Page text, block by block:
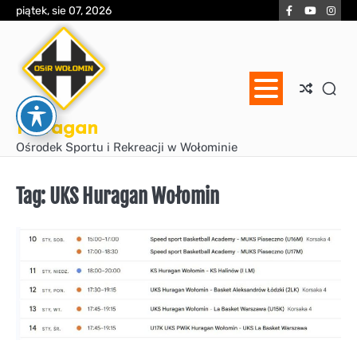
Skip
content
piątek, sie 07, 2026 Facebook
YouTube
Huragan
Ośrodek Sportu i Rekreacji w Wołominie
Tag:UKS Huragan Wołomin